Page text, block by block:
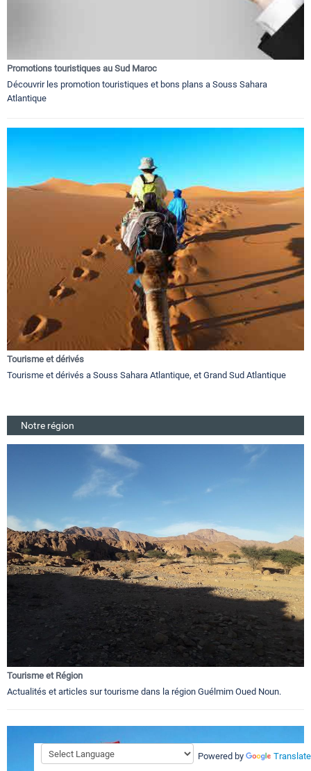
Promotions touristiques au Sud Maroc
Découvrir les promotion touristiques et bons plans a Souss Sahara
Atlantique
Tourisme et dérivés
Tourisme et dérivés a Souss Sahara Atlantique, et Grand Sud Atlantique
Notre région
Tourisme et Région
Actualités et articles sur tourisme dans la région Guélmim Oued Noun.
Powered by Translate